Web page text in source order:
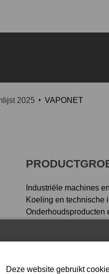
2025 VAPONET
Industriële machines
Koeling en technische
Onderhoudsproducten
Deze website gebruikt